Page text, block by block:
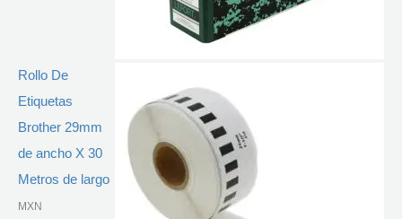
Rollo De
Etiquetas
Brother 29mm
de ancho X 30
Metros de largo
MXN